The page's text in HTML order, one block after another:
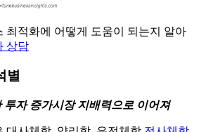
최적화에 어떻게 도움이 되는지 알아
상담
별
투자 증가시장 지배력으로 이어져